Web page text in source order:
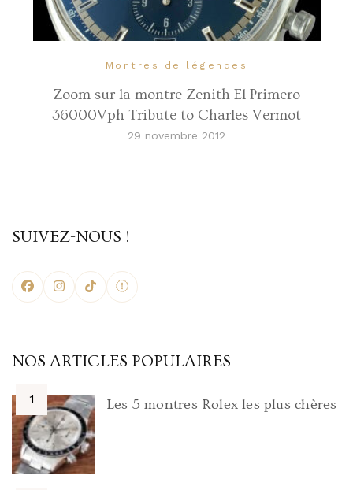
Montres de légendes
Zoom sur la montre Zenith El Primero
36000Vph Tribute to Charles Vermot
29 novembre 2012
SUIVEZ-NOUS !
NOS ARTICLES POPULAIRES
Les 5 montres Rolex les plus chères